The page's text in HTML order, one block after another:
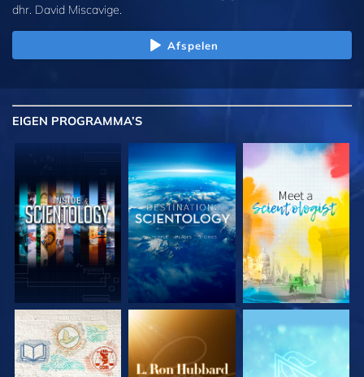
dhr. David Miscavige.
Afspelen
EIGEN PROGRAMMA’S
VERKEN DE SERIE VERKEN DE SERIE VERKEN DE SERIE